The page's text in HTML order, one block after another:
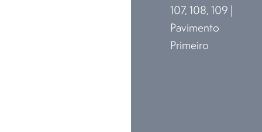
107, 108, 109 |
Pavimento
Primeiro